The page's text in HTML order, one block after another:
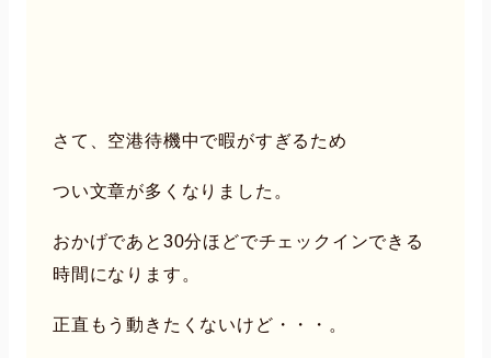
さて、空港待機中で暇がすぎるため
つい文章が多くなりました。
おかげであと30分ほどでチェックインできる
時間になります。
正直もう動きたくないけど・・・。